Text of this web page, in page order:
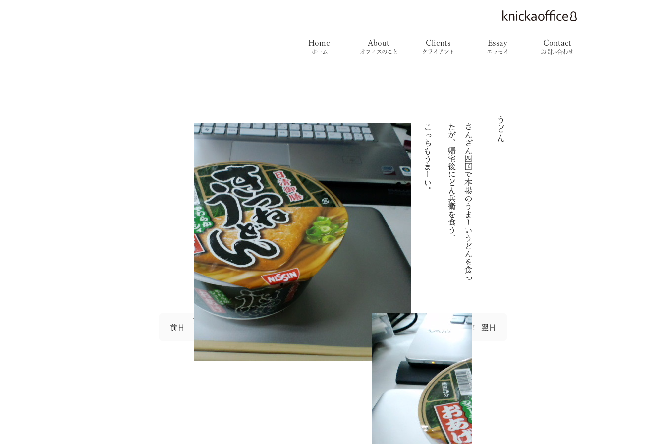
Home
ホーム
About
オフィスのこと
Clients
クライアント
Essay
エッセイ
Contact
お問い合わせ
うどん
さ
ん
ざ
ん
四
国
で
本
場
の
う
ま
ー
い
う
ど
ん
を
食
っ
た
が
、
帰
宅
後
に
ど
ん
兵
衛
を
食
う
。
こっちもうまーい。
前日
交渉成立。GPSユニットを手に入れました
エロ大聖堂！ 翌日